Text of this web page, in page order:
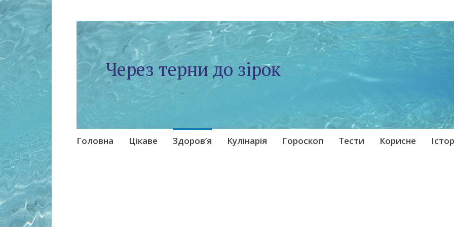
Через терни до зірок
Skip
Головна Цікаве Здоров’я Кулінарія Гороскоп Тести Корисне